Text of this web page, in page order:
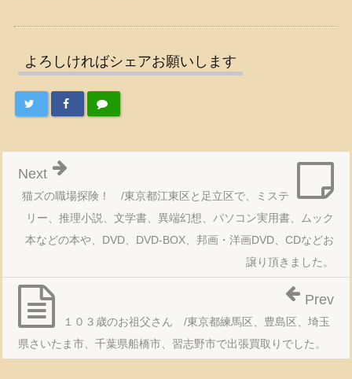
よろしければシェアお願いします
猫ズの職場探険！ /東京都江東区と足立区で、ミステ
リー、推理小説、文学書、異端幻想、パソコン実用書、ムック
本などの本や、DVD、DVD-BOX、邦画・洋画DVD、CDなどお
譲り頂きました。
Next
１０３歳のお祖父さん /東京都練馬区、豊島区、埼玉
県さいたま市、千葉県船橋市、習志野市で出張買取りでした。
Prev